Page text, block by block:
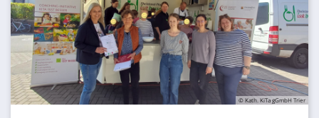
© Kath. KiTa gGmbH Trier